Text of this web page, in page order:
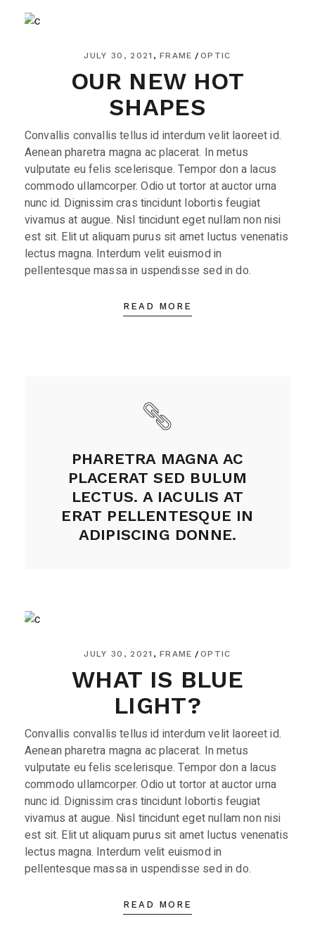
JULY 30, 2021 FRAME OPTIC
OUR NEW HOT
SHAPES
Convallis convallis tellus id interdum velit laoreet id.
Aenean pharetra magna ac placerat. In metus
vulputate eu felis scelerisque. Tempor don a lacus
commodo ullamcorper. Odio ut tortor at auctor urna
nunc id. Dignissim cras tincidunt lobortis feugiat
vivamus at augue. Nisl tincidunt eget nullam non nisi
est sit. Elit ut aliquam purus sit amet luctus venenatis
lectus magna. Interdum velit euismod in
pellentesque massa in uspendisse sed in do.
READ MORE
PHARETRA MAGNA AC
PLACERAT SED BULUM
LECTUS. A IACULIS AT
ERAT PELLENTESQUE IN
ADIPISCING DONNE.
JULY 30, 2021 FRAME OPTIC
WHAT IS BLUE
LIGHT?
Convallis convallis tellus id interdum velit laoreet id.
Aenean pharetra magna ac placerat. In metus
vulputate eu felis scelerisque. Tempor don a lacus
commodo ullamcorper. Odio ut tortor at auctor urna
nunc id. Dignissim cras tincidunt lobortis feugiat
vivamus at augue. Nisl tincidunt eget nullam non nisi
est sit. Elit ut aliquam purus sit amet luctus venenatis
lectus magna. Interdum velit euismod in
pellentesque massa in uspendisse sed in do.
READ MORE